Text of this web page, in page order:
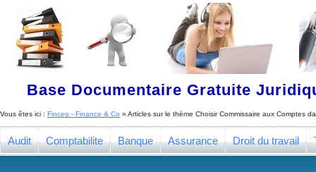
Base Documentaire Gratuite
Vous êtes ici : Finceo - Finance & Co » Articles sur le thème Choisir Commissaire aux Comptes
Audit Comptabilite Banque Assurance Droit du travail